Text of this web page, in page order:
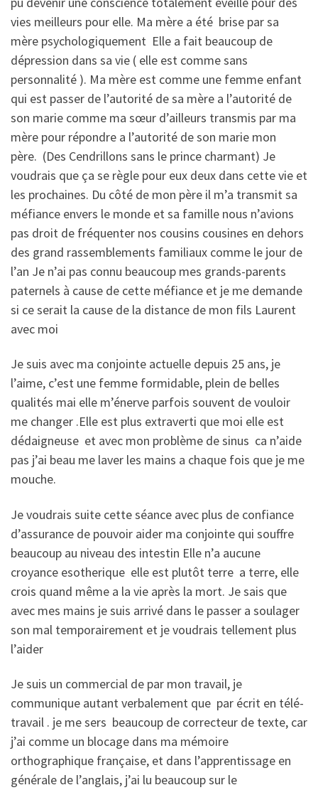
vies meilleurs pour elle. Ma mère a été brise par sa
mère psychologiquement Elle a fait beaucoup de
dépression dans sa vie ( elle est comme sans
personnalité ). Ma mère est comme une femme enfant
qui est passer de l’autorité de sa mère a l’autorité de
son marie comme ma sœur d’ailleurs transmis par ma
mère pour répondre a l’autorité de son marie mon
père. (Des Cendrillons sans le prince charmant) Je
voudrais que ça se règle pour eux deux dans cette vie et
les prochaines. Du côté de mon père il m’a transmit sa
méfiance envers le monde et sa famille nous n’avions
pas droit de fréquenter nos cousins cousines en dehors
des grand rassemblements familiaux comme le jour de
l’an Je n’ai pas connu beaucoup mes grands-parents
paternels à cause de cette méfiance et je me demande
si ce serait la cause de la distance de mon fils Laurent
avec moi
Je suis avec ma conjointe actuelle depuis 25 ans, je
l’aime, c’est une femme formidable, plein de belles
qualités mai elle m’énerve parfois souvent de vouloir
me changer .Elle est plus extraverti que moi elle est
dédaigneuse et avec mon problème de sinus ca n’aide
pas j’ai beau me laver les mains a chaque fois que je me
mouche.
Je voudrais suite cette séance avec plus de confiance
d’assurance de pouvoir aider ma conjointe qui souffre
beaucoup au niveau des intestin Elle n’a aucune
croyance esotherique elle est plutôt terre a terre, elle
crois quand même a la vie après la mort. Je sais que
avec mes mains je suis arrivé dans le passer a soulager
son mal temporairement et je voudrais tellement plus
l’aider
Je suis un commercial de par mon travail, je
communique autant verbalement que par écrit en télé-
travail . je me sers beaucoup de correcteur de texte, car
j’ai comme un blocage dans ma mémoire
orthographique française, et dans l’apprentissage en
générale de l’anglais, j’ai lu beaucoup sur le